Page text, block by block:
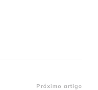
Próximo artigo